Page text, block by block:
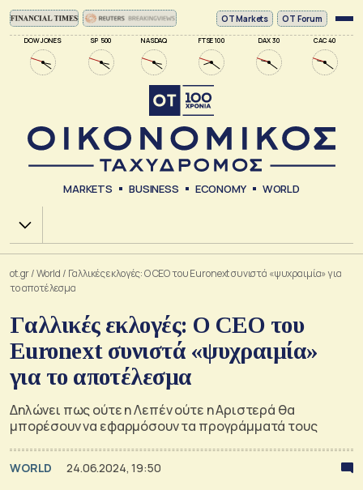
DOW JONES SP 500 NASDAQ FTSE 100 DAX 30 CAC 40
ΟΤ Markets OT Forum
MARKETS BUSINESS ECONOMY WORLD
Χ.Α.
ot.gr/World / Γαλλικές εκλογές: Ο CEO του Euronext συνιστά «ψυχραιμία» για
το αποτέλεσμα
Γαλλικές εκλογές: Ο CEO του
Euronext συνιστά «ψυχραιμία»
για το αποτέλεσμα
Δηλώνει πως ούτε η Λεπέν ούτε η Αριστερά θα
μπορέσουν να εφαρμόσουν τα προγράμματά τους
WORLD 24.06.2024, 19:50